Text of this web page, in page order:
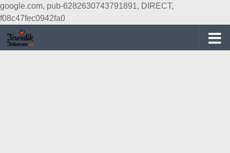
google.com, pub-6282630743791891, DIRECT,
f08c47fec0942fa0
Skip to content